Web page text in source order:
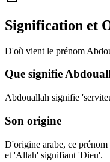
Signification et
D'où vient le prénom
Que signifie
Abdouallah signifie
Son origine
D'origine arabe, ce
et 'Allah' signifiant 'Dieu'.